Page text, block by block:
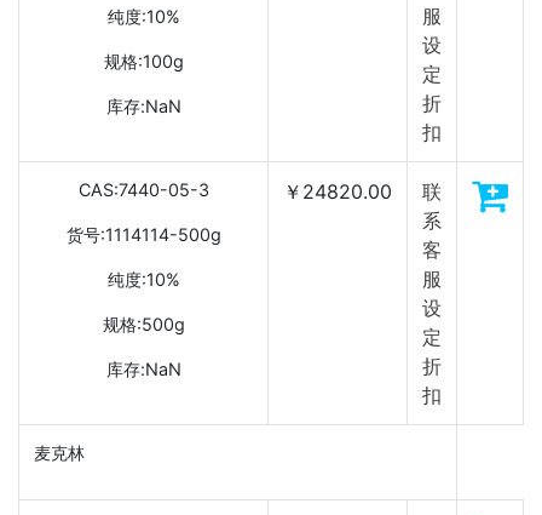
纯度:10%
规格:100g
库存:NaN
服
设
定
折
扣
CAS:7440-05-3
货号:1114114-500g
纯度:10%
规格:500g
库存:NaN
￥24820.00
联
系
客
服
设
定
折
扣
麦克林